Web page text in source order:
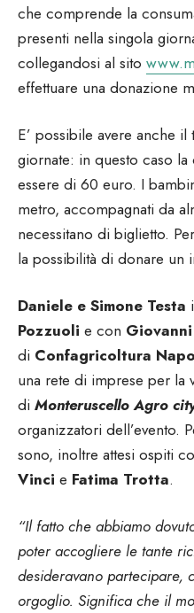
che comprende la
presenti nella singola
collegandosi al sito
effettuare una donazione
E’ possibile avere anche
giornate: in questo caso
essere di 60 euro. I
metro, accompagnati da
necessitano di biglietto.
la possibilità di donare un
Daniele e Simone Testa
Pozzuoli e con Giovanni
di Confagricoltura
una rete di imprese per la
di Monteruscello Agro
organizzatori dell’evento.
sono, inoltre attesi ospiti
Vinci e Fatima Trotta.
“Il fatto che abbiamo
poter accogliere le tante
desideravano partecipare,
orgoglio. Significa che il